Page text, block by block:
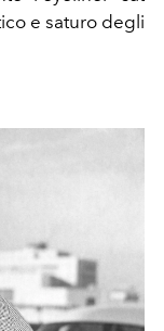
e saturo degli